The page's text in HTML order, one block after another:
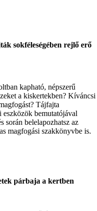
sokféleségében rejlő erő
kapható, népszerű
a kiskertekben? Kíváncsi
Tájfajta
eszközök bemutatójával
során belelapozhatsz az
magfogási szakkönyvbe is.
párbaja a kertben